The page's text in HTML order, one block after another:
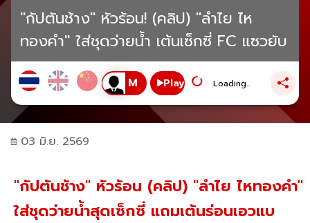
"กัปตันช้าง" หัวร้อน! (คลิป) "ลำไย ไห
ทองคำ" ใส่ชุดว่ายน้ำ เต้นเซ็กซี่ FC แซวยับ
Play Loading...
03 มิ.ย. 2569
"กัปตันช้าง" หัวร้อน (คลิป) "ลำไย ไหทองคำ"
ใส่ชุดว่ายน้ำสุดเซ็กซี่ แถมเต้นร่อนเอวแบ